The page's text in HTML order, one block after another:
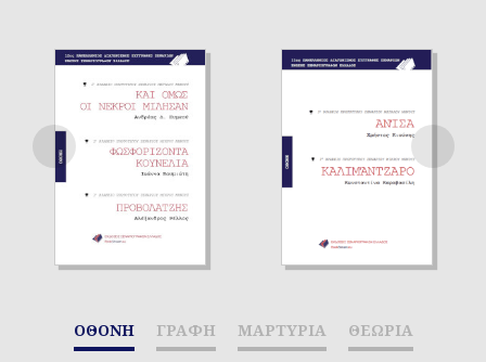
ΟΘΟΝΗ ΓΡΑΦΗ ΜΑΡΤΥΡΙΑ ΘΕΩΡΙΑ